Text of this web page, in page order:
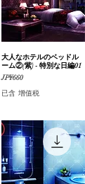
快速瀏覽
大人なホテルのベッドル
ーム②(紫) - 特別な日編01
價格
JP¥660
已含 增值税